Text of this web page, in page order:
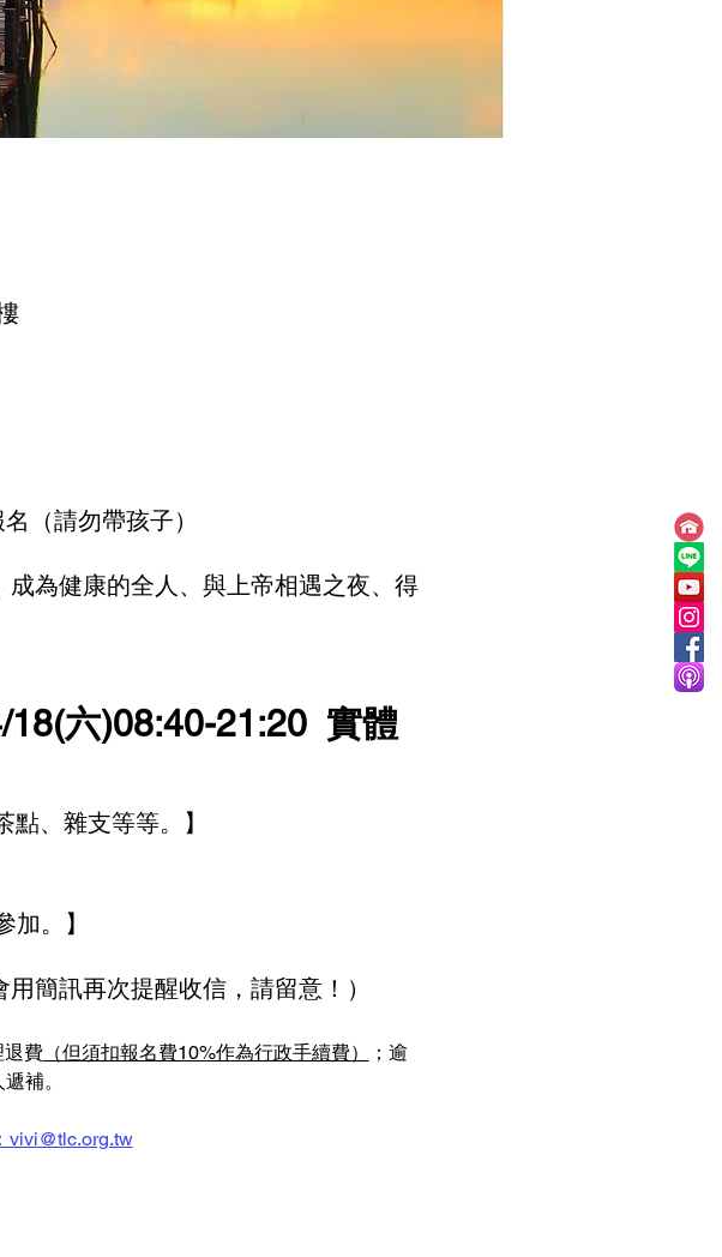
（請勿帶孩子）
為健康的全人、與上帝相遇之夜、得
六)08:40-21:20  實體
、雜支等等。】
。】
簡訊再次提醒收信，請留意！）
退費（但須扣報名費10%作為行政手續費）
；逾
補。
vivi@tlc.org.tw